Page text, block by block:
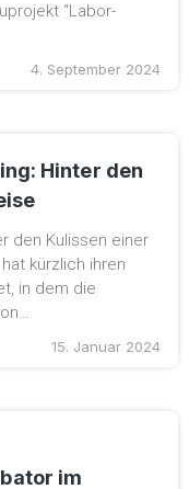
4. September 2024
“Labor-
Hinter den
15. Januar 2024
den Kulissen einer
kürzlich ihren
in dem die
im